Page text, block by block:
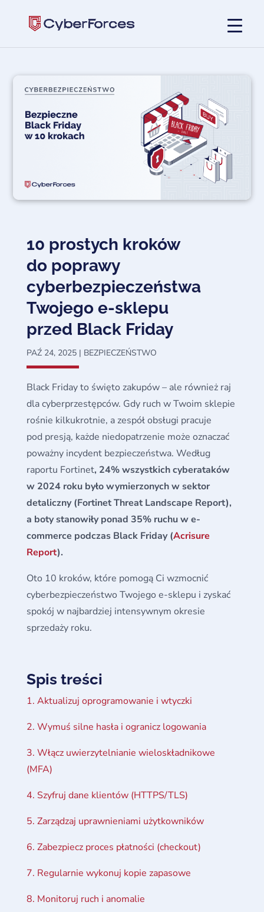
10 prostych kroków
do poprawy
cyberbezpieczeństwa
Twojego e-sklepu
przed Black Friday
PAŹ 24, 2025| BEZPIECZEŃSTWO
Black Friday to święto zakupów – ale również raj
dla cyberprzestępców. Gdy ruch w Twoim sklepie
rośnie kilkukrotnie, a zespół obsługi pracuje
pod presją, każde niedopatrzenie może oznaczać
poważny incydent bezpieczeństwa. Według
raportu Fortinet, 24% wszystkich cyberataków
w 2024 roku było wymierzonych w sektor
detaliczny (Fortinet Threat Landscape Report),
a boty stanowiły ponad 35% ruchu w e-
commerce podczas Black Friday (Acrisure
Report).
Oto 10 kroków, które pomogą Ci wzmocnić
cyberbezpieczeństwo Twojego e-sklepu i zyskać
spokój w najbardziej intensywnym okresie
sprzedaży roku.
Spis treści
1. Aktualizuj oprogramowanie i wtyczki
2. Wymuś silne hasła i ogranicz logowania
3. Włącz uwierzytelnianie wieloskładnikowe
(MFA)
4. Szyfruj dane klientów (HTTPS/TLS)
5. Zarządzaj uprawnieniami użytkowników
6. Zabezpiecz proces płatności (checkout)
7. Regularnie wykonuj kopie zapasowe
8. Monitoruj ruch i anomalie